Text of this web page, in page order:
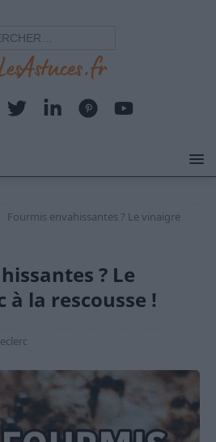
Fourmis envahissantes ? Le vinaigre
? Le
la rescousse !